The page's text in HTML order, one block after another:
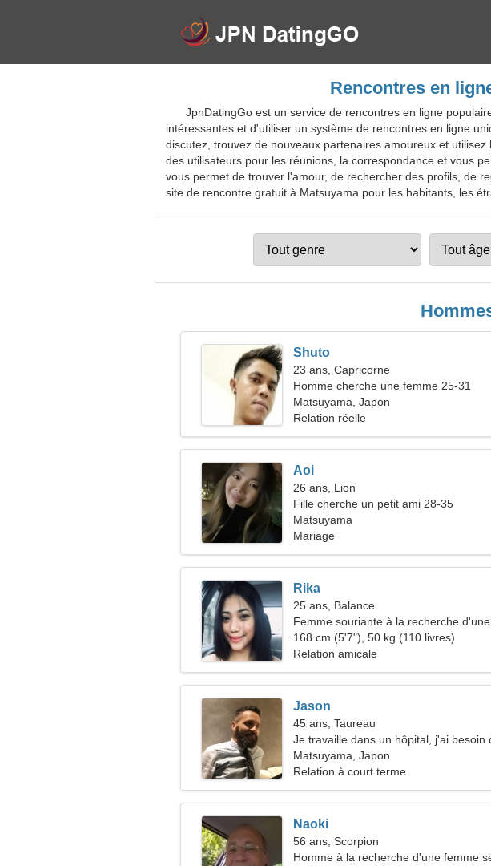
Rencontres en
JpnDatingGo est un service de rencontres en ligne
intéressantes et d'utiliser un système de rencontres en ligne
discutez, trouvez de nouveaux partenaires amoureux et
des utilisateurs pour les réunions, la correspondance et vous
vous permet de trouver l'amour, de rechercher des profils, de
site de rencontre gratuit à Matsuyama pour les habitants, les
Shuto
23 ans, Capricorne
Homme cherche une femme 25-31
Matsuyama, Japon
Relation réelle
Aoi
26 ans, Lion
Fille cherche un petit ami 28-35
Matsuyama
Mariage
Rika
25 ans, Balance
Femme souriante à la recherche d'une
relation amoureuse
168 cm (5'7"), 50 kg (110 livres)
Relation amicale
Jason
45 ans, Taureau
Je travaille dans un hôpital, j'ai besoin
femme extraordinaire
Matsuyama, Japon
Relation à court terme
Naoki
56 ans, Scorpion
Homme à la recherche d'une femme